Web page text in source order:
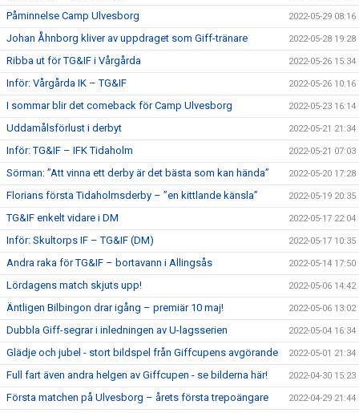
Påminnelse Camp Ulvesborg 2022-05-29 08:16
Johan Åhnborg kliver av uppdraget som Giff-tränare 2022-05-28 19:28
Ribba ut för TG&IF i Vårgårda 2022-05-26 15:34
Inför: Vårgårda IK – TG&IF 2022-05-26 10:16
I sommar blir det comeback för Camp Ulvesborg 2022-05-23 16:14
Uddamålsförlust i derbyt 2022-05-21 21:34
Inför: TG&IF – IFK Tidaholm 2022-05-21 07:03
Sörman: ”Att vinna ett derby är det bästa som kan hända” 2022-05-20 17:28
Florians första Tidaholmsderby – ”en kittlande känsla” 2022-05-19 20:35
TG&IF enkelt vidare i DM 2022-05-17 22:04
Inför: Skultorps IF – TG&IF (DM) 2022-05-17 10:35
Andra raka för TG&IF – bortavann i Allingsås 2022-05-14 17:50
Lördagens match skjuts upp! 2022-05-06 14:42
Äntligen Bilbingon drar igång – premiär 10 maj! 2022-05-06 13:02
Dubbla Giff-segrar i inledningen av U-lagsserien 2022-05-04 16:34
Glädje och jubel - stort bildspel från Giffcupens avgörande 2022-05-01 21:34
Full fart även andra helgen av Giffcupen - se bilderna här! 2022-04-30 15:23
Första matchen på Ulvesborg – årets första trepoängare 2022-04-29 21:44